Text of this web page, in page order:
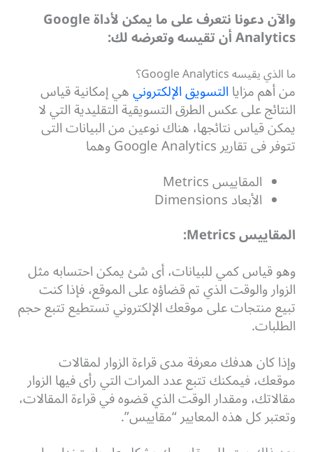
والآن دعونا نتعرف على ما يمكن لأداة Google
Analytics أن تقيسه وتعرضه لك:
ما الذي يقيسه Google Analytics؟
من أهم مزاياالتسويق الإلكترونيهي إمكانية قياس
النتائج على عكس الطرق التسويقية التقليدية التي لا
يمكن قياس نتائجها، هناك نوعين من البيانات التى
تتوفر فى تقارير Google Analytics وهما
المقاييس Metrics
الأبعاد Dimensions
المقاييس Metrics:
وهو قياس كمي للبيانات، أى شئ يمكن احتسابه مثل
الزوار والوقت الذي تم قضاؤه على الموقع، فإذا كنت
تبيع منتجات على موقعك الإلكتروني تستطيع تتبع حجم
الطلبات.
وإذا كان هدفك معرفة مدى قراءة الزوار لمقالات
موقعك، فيمكنك تتبع عدد المرات التي رأى فيها الزوار
مقالاتك، ومقدار الوقت الذي قضوه في قراءة المقالات،
وتعتبر كل هذه المعايير “مقاييس”.